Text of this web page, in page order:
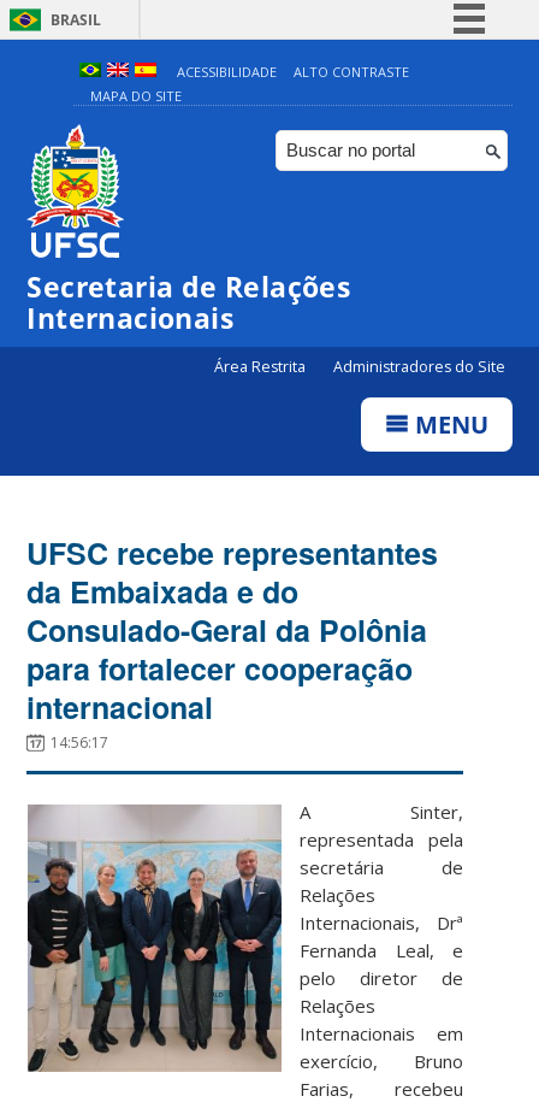
BRASIL
Simplifique!
Comunica BR
Participe
ACESSIBILIDADE
ALTO CONTRASTE
MAPA DO SITE
Secretaria de Relações
Internacionais
Área Restrita Administradores do Site
MENU
UFSC recebe representantes
da Embaixada e do
Consulado-Geral da Polônia
para fortalecer cooperação
internacional
14:56:17
A Sinter,
representada pela
secretária de
Relações
Internacionais, Drª
Fernanda Leal, e
pelo diretor de
Relações
Internacionais em
exercício, Bruno
Farias, recebeu